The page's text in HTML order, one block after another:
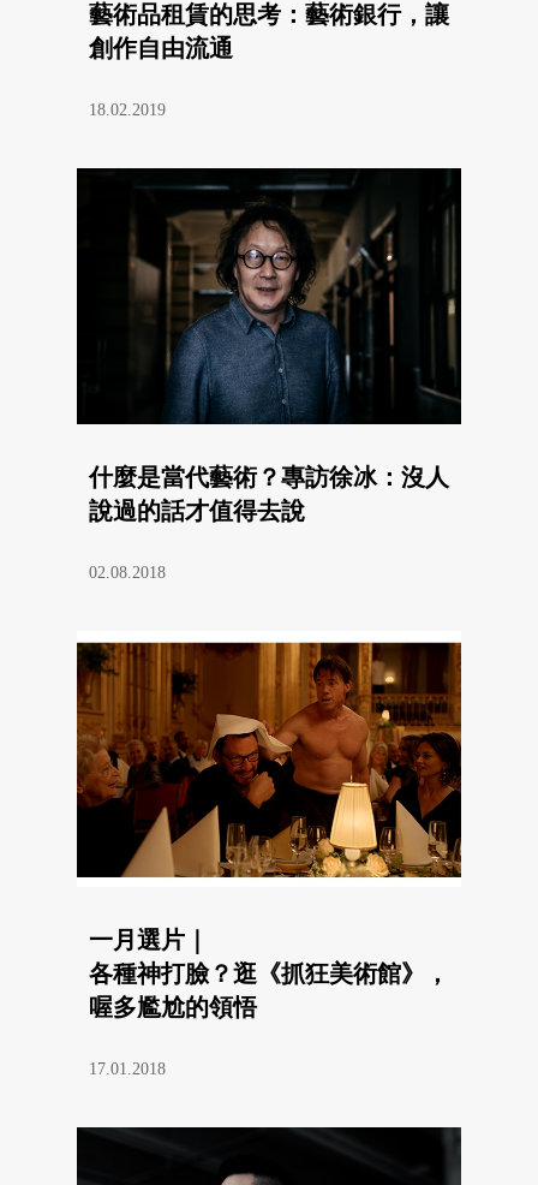
藝術品租賃的思考：藝術銀行，讓
創作自由流通
18.02.2019
什麼是當代藝術？專訪徐冰：沒人
說過的話才值得去說
02.08.2018
一月選片｜
各種神打臉？逛《抓狂美術館》，
喔多尷尬的領悟
17.01.2018